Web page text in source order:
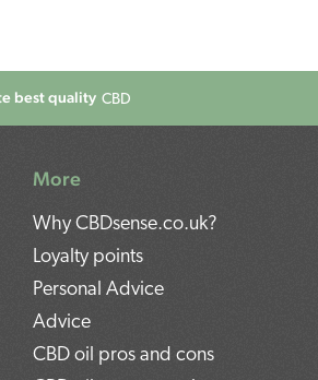
best quality CBD
More
Why CBDsense.co.uk?
Loyalty points
Personal Advice
Advice
CBD oil pros and cons